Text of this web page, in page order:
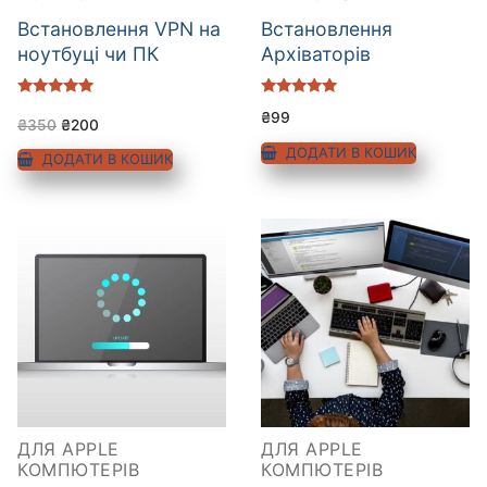
Встановлення VPN на
ноутбуці чи ПК
5.00
₴350 ₴200
ДОДАТИ В КОШИК
Встановлення
Архіваторів
5.00
₴99
ДОДАТИ В КОШИК
ДЛЯ APPLE
КОМПЮТЕРІВ
ДЛЯ APPLE
КОМПЮТЕРІВ